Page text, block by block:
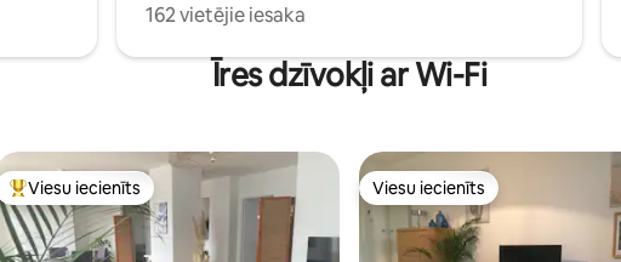
162 vietējie iesaka
Īres dzīvokļi ar Wi-Fi
Populārs viesu iecienīts mājoklis
Viesu iecienīts Viesu iecienīts
Viesu iecienīts